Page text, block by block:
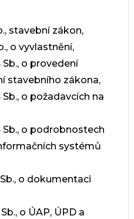
stavební zákon,
o vyvlastnění,
o provedení
stavebního zákona,
o požadavcích na
Sb., o podrobnostech
systémů
o dokumentaci
o ÚAP, ÚPD a